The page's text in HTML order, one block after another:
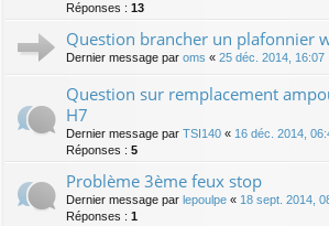
Réponses : 13
Question brancher un plafonnier
Dernier message par oms « 25 déc. 2014, 16:07
Question sur remplacement
H7
Dernier message par TSI140 « 16 déc. 2014,
Réponses : 5
Problème 3ème feux stop
Dernier message par lepoulpe « 18 sept. 2014,
Réponses : 1